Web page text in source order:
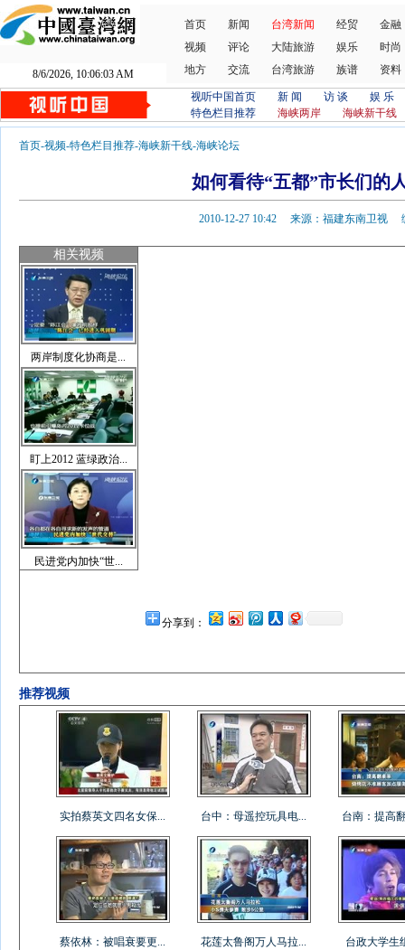
8/6/2026, 10:06:04 AM
首页 新闻 台湾新闻 经贸
金融
视频
评论 大陆旅游 娱乐
时尚
地方
交流 台湾旅游 族谱 资料
视听中国首页 新 闻 访 谈
娱 乐
特色栏目推荐
海峡两岸 海峡新干线
首页-视频-特色栏目推荐-海峡新干线-海峡论坛
如何看待“五都”市长们的
2010-12-27 10:42 来源：福建东南卫视
分享到：
相关视频
两岸制度化协商是...
盯上2012 蓝绿政治...
民进党内加快“世...
推荐视频
实拍蔡英文四名女保... 台中：母遥控玩具电... 台南：提高
蔡依林：被唱衰要更... 花莲太鲁阁万人马拉... 台政大学生